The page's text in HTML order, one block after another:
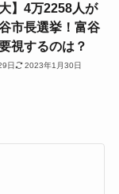
大】4万2258人が
市長選挙！富谷
視するのは？
日 2023年1月30日